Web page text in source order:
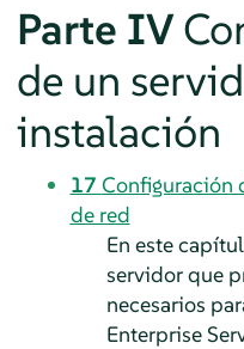
Parte IV
de un
instalación
17 Configuración
de red
En este
servidor que
necesarios
Enterprise